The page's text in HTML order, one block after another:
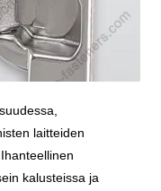
laitteiden
kalusteissa ja